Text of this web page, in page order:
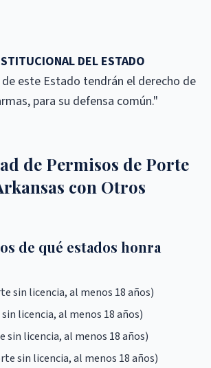
DEL ESTADO
este Estado tendrán el derecho de
para su defensa común."
de Permisos de Porte
con Otros
de qué estados honra
sin licencia, al menos 18 años)
licencia, al menos 18 años)
sin licencia, al menos 18 años)
sin licencia, al menos 18 años)